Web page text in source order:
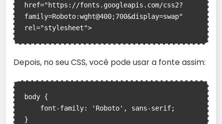
href="https://fonts.googleapis.com/css2?
family=Roboto:wght@400;700&display=swap"
rel="stylesheet">
Depois, no seu CSS, você pode usar a fonte assim:
body {
}